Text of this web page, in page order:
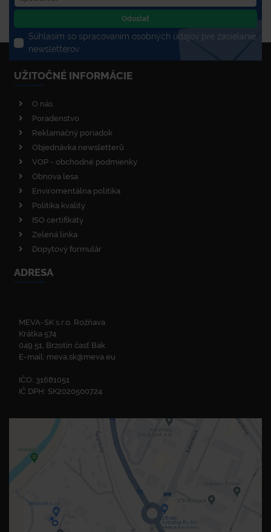
Odoslať
Súhlasím so spracovaním osobných údajov pre zasielanie
newsletterov
UŽITOČNÉ INFORMÁCIE
O nás
Poradenstvo
Reklamačný poriadok
Objednávka newsletterů
VOP - obchodné podmienky
Obnova lesa
Enviromentálna politika
Politika kvality
ISO certifikáty
Zelená linka
Dopytový formulár
ADRESA
MEVA-SK s.r.o. Rožňava
Krátka 574
049 51, Brzotín časť Bak
E-mail: meva.sk@meva.eu
IČO: 31681051
IČ DPH: SK2020500724